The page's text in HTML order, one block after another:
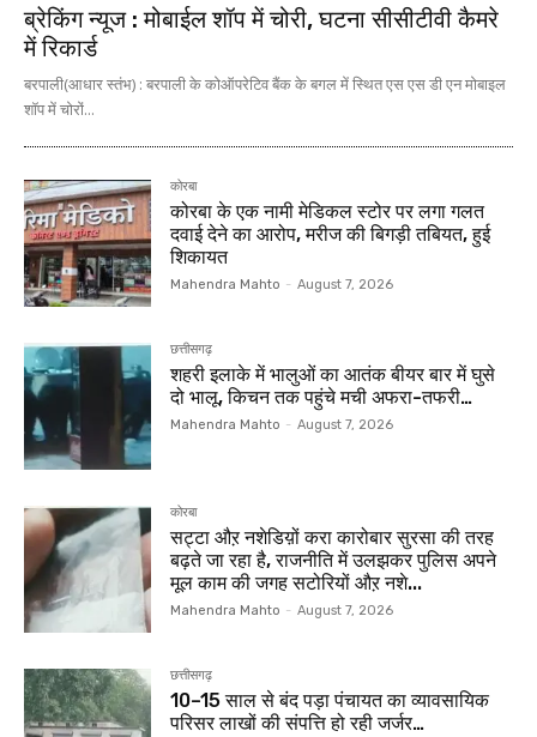
ब्रेकिंग न्यूज : मोबाईल शॉप में चोरी, घटना सीसीटीवी कैमरे
में रिकार्ड
बरपाली(आधार स्तंभ) : बरपाली के कोऑपरेटिव बैंक के बगल में स्थित एस एस डी एन मोबाइल
शॉप में चोरों...
कोरबा
कोरबा के एक नामी मेडिकल स्टोर पर लगा गलत
दवाई देने का आरोप, मरीज की बिगड़ी तबियत, हुई
शिकायत
Mahendra Mahto - August 7, 2026
छत्तीसगढ़
शहरी इलाके में भालुओं का आतंक बीयर बार में घुसे
दो भालू, किचन तक पहुंचे मची अफरा-तफरी…
Mahendra Mahto - August 7, 2026
कोरबा
सट्टा औऱ नशेडिय़ों करा कारोबार सुरसा की तरह
बढ़ते जा रहा है, राजनीति में उलझकर पुलिस अपने
मूल काम की जगह सटोरियों औऱ नशे...
Mahendra Mahto - August 7, 2026
छत्तीसगढ़
10–15 साल से बंद पड़ा पंचायत का व्यावसायिक
परिसर लाखों की संपत्ति हो रही जर्जर…